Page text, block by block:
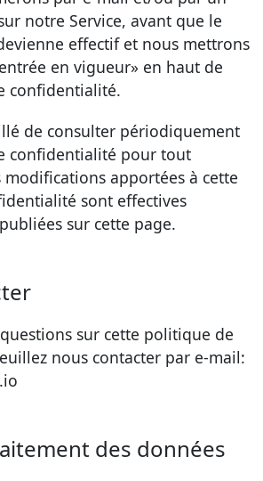
notre Service, avant que le
effectif et nous mettrons
en vigueur» en haut de
confidentialité.
de consulter périodiquement
confidentialité pour tout
modifications apportées à cette
sont effectives
sur cette page.
sur cette politique de
nous contacter par e-mail:
des données